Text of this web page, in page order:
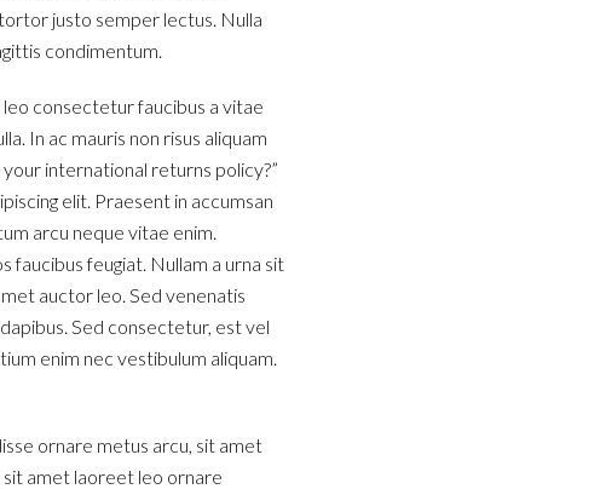
justo semper lectus. Nulla
condimentum.
consectetur faucibus a vitae
In ac mauris non risus aliquam
international returns policy?”
elit. Praesent in accumsan
arcu neque vitae enim.
faucibus feugiat. Nullam a urna sit
auctor leo. Sed venenatis
Sed consectetur, est vel
enim nec vestibulum aliquam.
ornare metus arcu, sit amet
amet laoreet leo ornare